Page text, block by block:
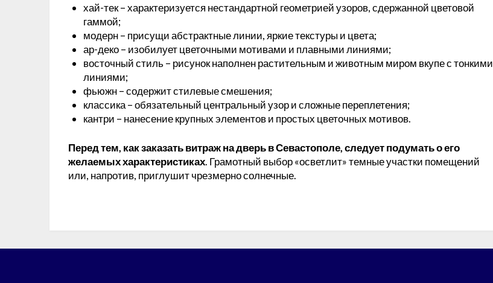
хай-тек – характеризуется нестандартной геометрией узоров, сдержанной цветовой
гаммой;
модерн – присущи абстрактные линии, яркие текстуры и цвета;
ар-деко – изобилует цветочными мотивами и плавными линиями;
восточный стиль – рисунок наполнен растительным и животным миром вкупе с тонкими
линиями;
фьюжн – содержит стилевые смешения;
классика – обязательный центральный узор и сложные переплетения;
кантри – нанесение крупных элементов и простых цветочных мотивов.
Перед тем, как заказать витраж на дверь в Севастополе, следует подумать о его
желаемых характеристиках. Грамотный выбор «осветлит» темные участки помещений
или, напротив, приглушит чрезмерно солнечные.